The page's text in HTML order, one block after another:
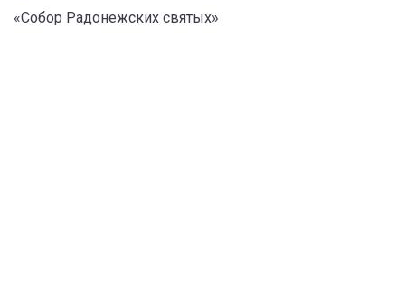
«Собор Радонежских святых»